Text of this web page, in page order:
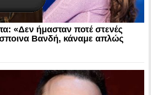
«Δεν ήμασταν ποτέ στενές
Βανδή, κάναμε απλώς